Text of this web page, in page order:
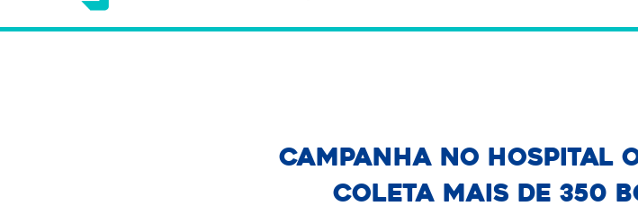
Campanha no
coleta mais de 350